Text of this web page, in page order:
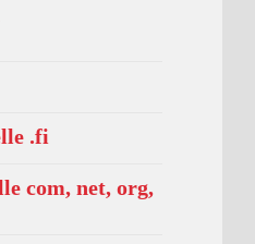
.fi
com, net, org,